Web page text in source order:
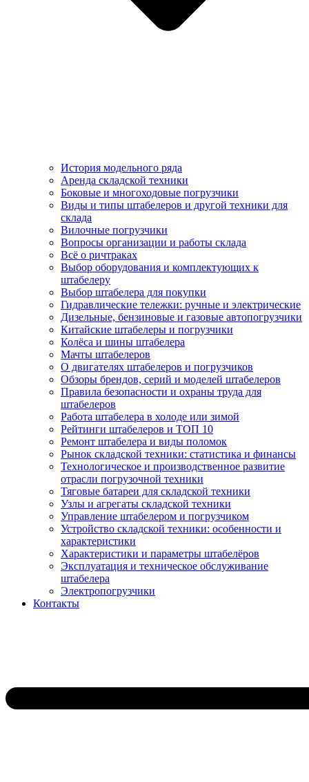
История модельного ряда
Аренда складской техники
Боковые и многоходовые погрузчики
Виды и типы штабелеров и другой техники для
склада
Вилочные погрузчики
Вопросы организации и работы склада
Всё о ричтраках
Выбор оборудования и комплектующих к
штабелеру
Выбор штабелера для покупки
Гидравлические тележки: ручные и электрические
Дизельные, бензиновые и газовые автопогрузчики
Китайские штабелеры и погрузчики
Колёса и шины штабелера
Мачты штабелеров
О двигателях штабелеров и погрузчиков
Обзоры брендов, серий и моделей штабелеров
Правила безопасности и охраны труда для
штабелеров
Работа штабелера в холоде или зимой
Рейтинги штабелеров и ТОП 10
Ремонт штабелера и виды поломок
Рынок складской техники: статистика и финансы
Технологическое и производственное развитие
отрасли погрузочной техники
Тяговые батареи для складской техники
Узлы и агрегаты складской техники
Управление штабелером и погрузчиком
Устройство складской техники: особенности и
характеристики
Характеристики и параметры штабелёров
Эксплуатация и техническое обслуживание
штабелера
Электропогрузчики
Контакты